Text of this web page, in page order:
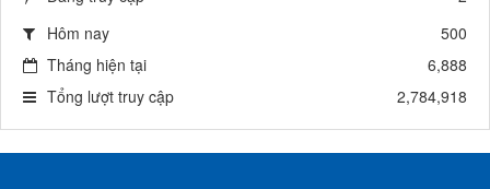
Hôm nay
500
Tháng hiện tại
6,888
Tổng lượt truy cập
2,784,918